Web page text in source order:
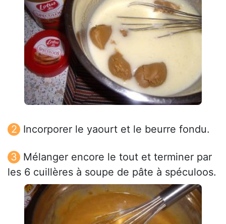
Incorporer le yaourt et le beurre fondu.
Mélanger encore le tout et terminer par
les 6 cuillères à soupe de pâte à spéculoos.